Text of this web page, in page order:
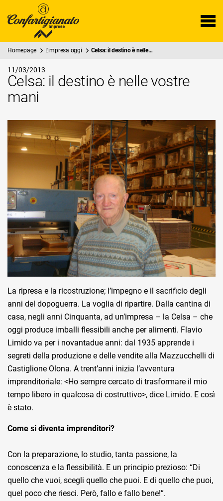
Homepage L'impresa oggi Celsa: il destino è nelle…
11/03/2013
Celsa: il destino è nelle vostre
mani
La ripresa e la ricostruzione; l’impegno e il sacrificio degli
anni del dopoguerra. La voglia di ripartire. Dalla cantina di
casa, negli anni Cinquanta, ad un’impresa – la Celsa – che
oggi produce imballi flessibili anche per alimenti. Flavio
Limido va per i novantadue anni: dal 1935 apprende i
segreti della produzione e delle vendite alla Mazzucchelli di
Castiglione Olona. A trent’anni inizia l’avventura
imprenditoriale: <Ho sempre cercato di trasformare il mio
tempo libero in qualcosa di costruttivo>, dice Limido. E così
è stato.
Come si diventa imprenditori?
Con la preparazione, lo studio, tanta passione, la
conoscenza e la flessibilità. E un principio prezioso: “Di
quello che vuoi, scegli quello che puoi. E di quello che puoi,
quel poco che riesci. Però, fallo e fallo bene!”.